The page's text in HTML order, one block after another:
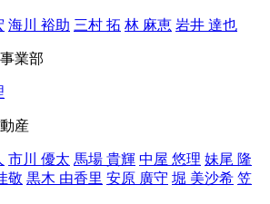
海川 裕助 三村 拓 林 麻恵 岩井 達也
業部
産
市川 優太 馬場 貴輝 中屋 悠理 妹尾 隆
敬 黒木 由香里 安原 廣守 堀 美沙希 笠